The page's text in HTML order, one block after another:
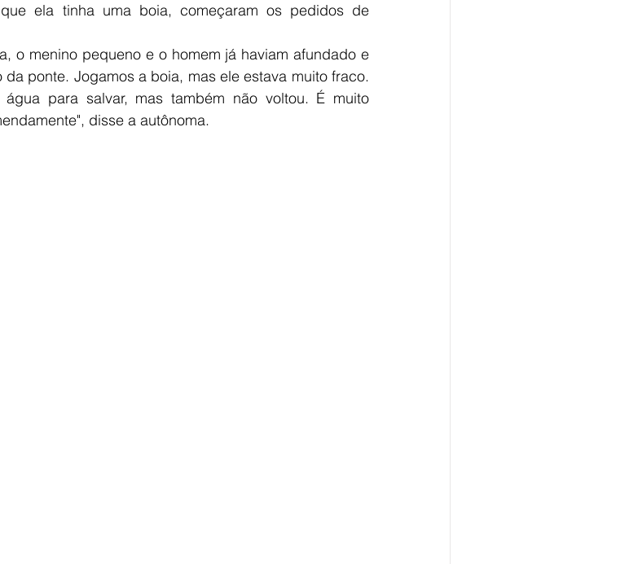
ela tinha uma boia, começaram os pedidos de
o menino pequeno e o homem já haviam afundado e
ponte. Jogamos a boia, mas ele estava muito fraco.
para salvar, mas também não voltou. É muito
disse a autônoma.